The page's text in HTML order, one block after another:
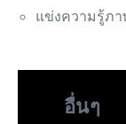
แข่งความรู้ภา
อื่นๆ